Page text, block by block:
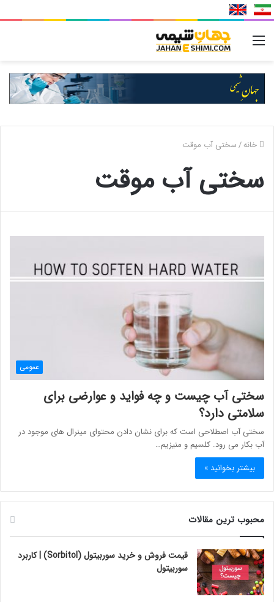
خانه/سختی آب موقت
سختی آب موقت
عمومی
سختی آب چیست و چه فواید و عوارضی برای
سلامتی دارد؟
سختی آب اصطلاحی است که برای نشان دادن محتوای مینرال های موجود در
آب بکار می رود. کلسیم و منیزیم…
بیشتر بخوانید »
محبوب ترین مقالات
قیمت فروش و خرید سوربیتول (Sorbitol) | کاربرد
سوربیتول